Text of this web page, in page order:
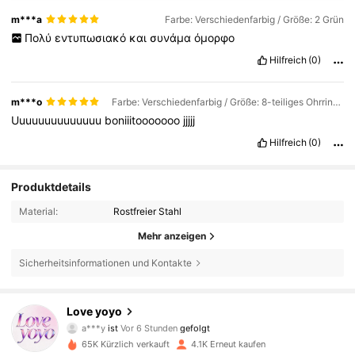
m***a Farbe: Verschiedenfarbig / Größe: 2 Grün
Πολύ εντυπωσιακό και συνάμα όμορφο
Hilfreich (0)
m***o Farbe: Verschiedenfarbig / Größe: 8-teiliges Ohrring-Set
Uuuuuuuuuuuuuu boniiitooooooo jjjjj
Hilfreich (0)
Produktdetails
Material: Rostfreier Stahl
Mehr anzeigen
Sicherheitsinformationen und Kontakte
Love yoyo
a***yistVor 6 Stunden
e***aist am Durchsuchen
4,84
3K Follower
65K Kürzlich verkauft 4.1K Erneut kaufen